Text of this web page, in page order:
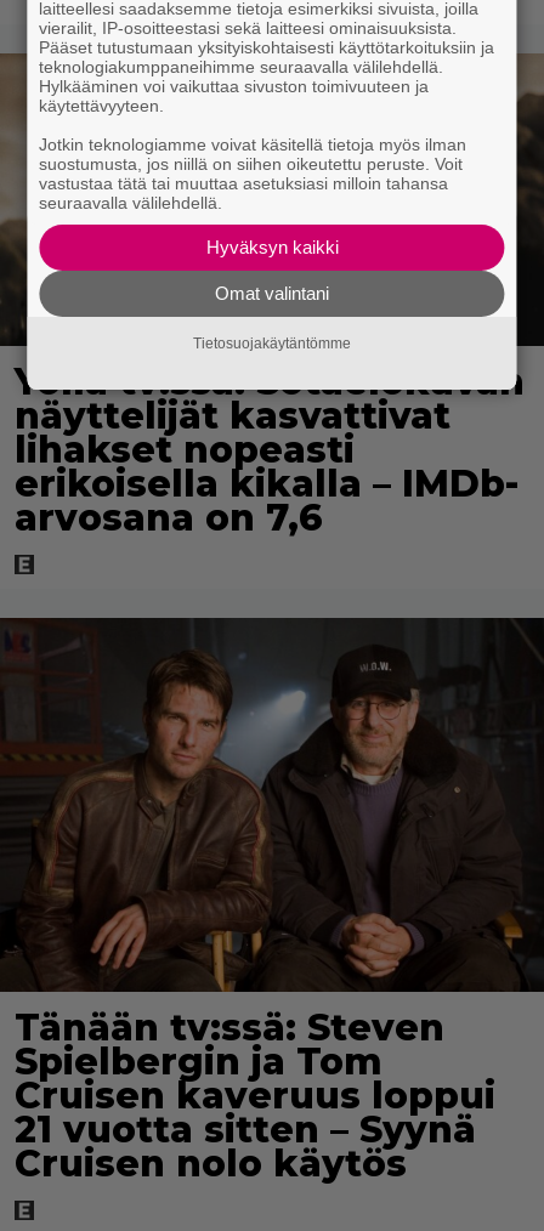
Yöllä tv:ssä: Sotaelokuvan
näyttelijät kasvattivat
lihakset nopeasti
erikoisella kikalla – IMDb-
arvosana on 7,6
Tänään tv:ssä: Steven
Spielbergin ja Tom
Cruisen kaveruus loppui
21 vuotta sitten – Syynä
Cruisen nolo käytös
laitteellesi saadaksemme tietoja esimerkiksi sivuista, joilla
vierailit, IP-osoitteestasi sekä laitteesi ominaisuuksista.
Pääset tutustumaan yksityiskohtaisesti käyttötarkoituksiin ja
teknologiakumppaneihimme seuraavalla välilehdellä.
Hylkääminen voi vaikuttaa sivuston toimivuuteen ja
käytettävyyteen.
Jotkin teknologiamme voivat käsitellä tietoja myös ilman
suostumusta, jos niillä on siihen oikeutettu peruste. Voit
vastustaa tätä tai muuttaa asetuksiasi milloin tahansa
seuraavalla välilehdellä.
Hyväksyn kaikki
Omat valintani
Tietosuojakäytäntömme